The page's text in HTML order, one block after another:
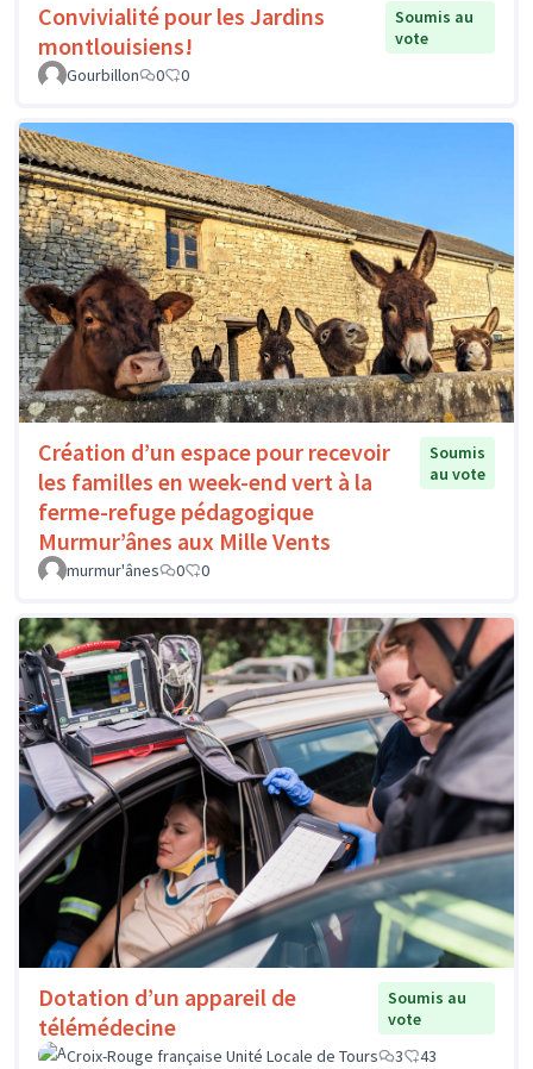
Convivialité pour les Jardins
montlouisiens!
Soumis au
vote
Gourbillon
0 0
Création d’un espace pour recevoir
les familles en week-end vert à la
ferme-refuge pédagogique
Murmur’ânes aux Mille Vents
Soumis
au vote
murmur'ânes 0 0
Dotation d’un appareil de
télémédecine
Soumis au
vote
Croix-Rouge française Unité Locale de Tours
3 43